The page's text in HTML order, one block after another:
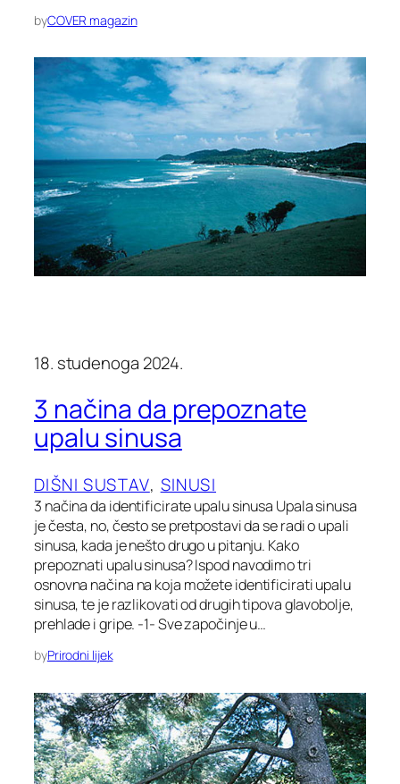
byCOVER magazin
18. studenoga 2024.
3 načina da prepoznate
upalu sinusa
DIŠNI SUSTAV, SINUSI
3 načina da identificirate upalu sinusa Upala sinusa
je česta, no, često se pretpostavi da se radi o upali
sinusa, kada je nešto drugo u pitanju. Kako
prepoznati upalu sinusa? Ispod navodimo tri
osnovna načina na koja možete identificirati upalu
sinusa, te je razlikovati od drugih tipova glavobolje,
prehlade i gripe. -1- Sve započinje u…
byPrirodni lijek